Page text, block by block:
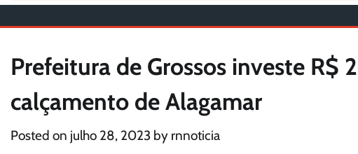
Prefeitura de Grossos investe
calçamento de Alagamar
Posted on julho 28, 2023 by rnnoticia